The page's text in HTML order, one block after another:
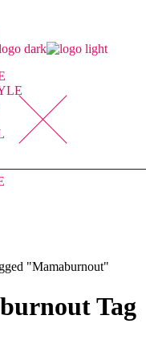
"Mamaburnout"
Tag